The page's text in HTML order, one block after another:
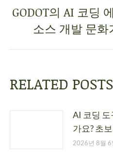
GODOT의 AI 코딩
소스 개발 문
RELATED POSTS
AI 코딩
가요? 초
2026년 8월 6